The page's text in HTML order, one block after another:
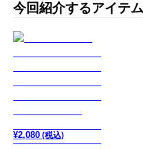
今回紹介するアイテ
¥2,080 (税込)